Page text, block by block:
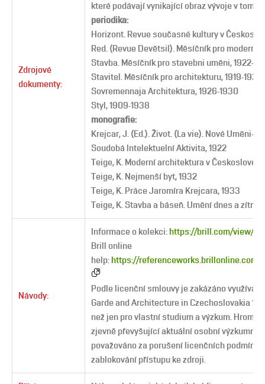
Zdrojové
dokumenty:
které podávají vynikající obraz vývoje v tomto
periodika:
Horizont. Revue současné kultury v
Red. (Revue Devĕtsil). Mĕsíčník pro moderní
Stavba. Mĕsíčník pro stavebni umĕni, 1922-
Stavitel. Mĕsíčník pro architekturu, 1919-1938
Sovremennaja Architektura, 1926-1930
Styl, 1909-1938
monografie:
Krejcar, J. (Ed.). Život. (La vie). Nové Umĕni-
Soudobá Intelektuelní Aktivita, 1922
Teige, K. Moderní architektura v
Teige, K. Nejmenší byt, 1932
Teige, K. Práce Jaromíra Krejcara, 1933
Teige, K. Stavba a báseň. Umĕní dnes a zítra.
Návody:
Informace o kolekci:https://brill.com/view/
Brill online
help:https://referenceworks.brillonline.com/
Podle licenční smlouvy je zakázáno využívat
Garde and Architecture in Czechoslovakia
než jen pro vlastní studium a výzkum.
zjevně převyšující aktuální osobní
považováno za porušení licenčních
zablokování přístupu ke zdroji.